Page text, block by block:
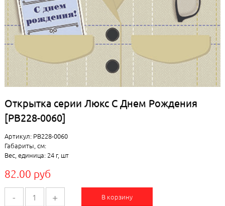
Открытка серии Люкс С Днем Рождения
[РВ228-0060]
Артикул: РВ228-0060
Габариты, см:
Вес, единица: 24 г, шт
82.00 руб
- + В корзину